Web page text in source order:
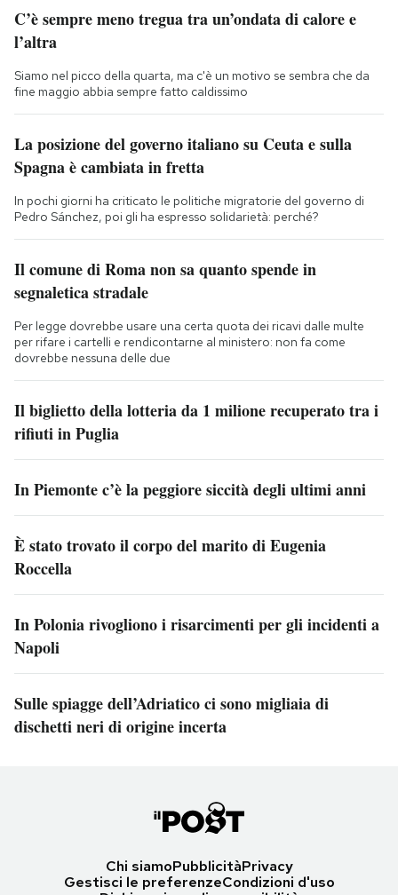
C’è sempre meno tregua tra un’ondata di calore e
l’altra
Siamo nel picco della quarta, ma c'è un motivo se sembra che da
fine maggio abbia sempre fatto caldissimo
La posizione del governo italiano su Ceuta e sulla
Spagna è cambiata in fretta
In pochi giorni ha criticato le politiche migratorie del governo di
Pedro Sánchez, poi gli ha espresso solidarietà: perché?
Il comune di Roma non sa quanto spende in
segnaletica stradale
Per legge dovrebbe usare una certa quota dei ricavi dalle multe
per rifare i cartelli e rendicontarne al ministero: non fa come
dovrebbe nessuna delle due
Il biglietto della lotteria da 1 milione recuperato tra i
rifiuti in Puglia
In Piemonte c’è la peggiore siccità degli ultimi anni
È stato trovato il corpo del marito di Eugenia
Roccella
In Polonia rivogliono i risarcimenti per gli incidenti a
Napoli
Sulle spiagge dell’Adriatico ci sono migliaia di
dischetti neri di origine incerta
Chi siamoPubblicitàPrivacy
Gestisci le preferenzeCondizioni d'uso